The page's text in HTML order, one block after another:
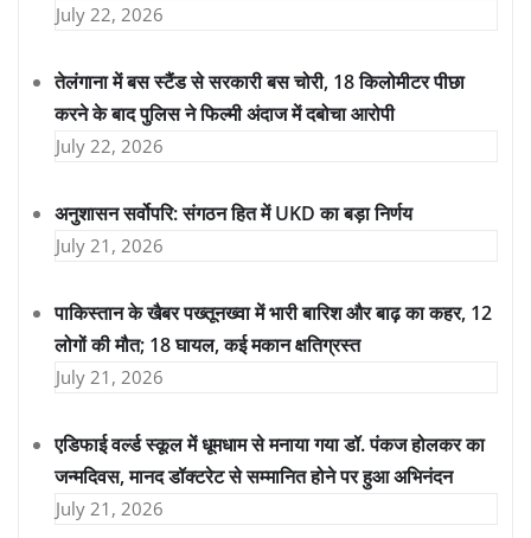
July 22, 2026
तेलंगाना में बस स्टैंड से सरकारी बस चोरी, 18 किलोमीटर पीछा
करने के बाद पुलिस ने फिल्मी अंदाज में दबोचा आरोपी
July 22, 2026
अनुशासन सर्वोपरि: संगठन हित में UKD का बड़ा निर्णय
July 21, 2026
पाकिस्तान के खैबर पख्तूनख्वा में भारी बारिश और बाढ़ का कहर, 12
लोगों की मौत; 18 घायल, कई मकान क्षतिग्रस्त
July 21, 2026
एडिफाई वर्ल्ड स्कूल में धूमधाम से मनाया गया डॉ. पंकज होलकर का
जन्मदिवस, मानद डॉक्टरेट से सम्मानित होने पर हुआ अभिनंदन
July 21, 2026